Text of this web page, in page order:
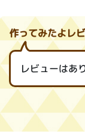
作ってみたよレ
レビューはあ